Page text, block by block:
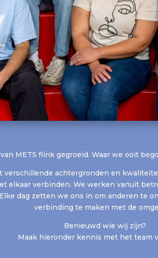
METS flink gegroeid. Waar we ooit
verschillende achtergronden en
elkaar verbinden. We werken vanuit
dag zetten we ons in om anderen te
verbinding te maken met de
Benieuwd wie wij zijn?
Maak hieronder kennis met het team